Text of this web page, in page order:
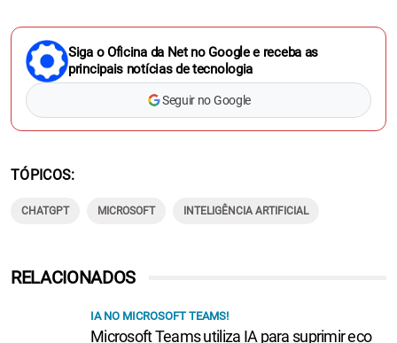
Siga o Oficina da Net no Google e receba as
principais notícias de tecnologia
Seguir no Google
TÓPICOS
CHATGPT MICROSOFT INTELIGÊNCIA ARTIFICIAL
RELACIONADOS
IA NO MICROSOFT TEAMS!
Microsoft Teams utiliza IA para suprimir eco